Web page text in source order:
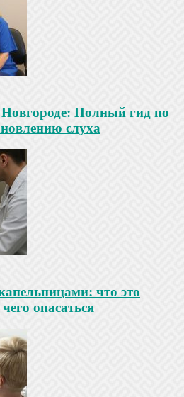
Полный гид по
слуха
что это
опасаться